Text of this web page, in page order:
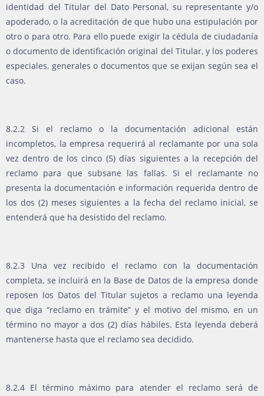
identidad del Titular del Dato Personal, su representante y/o
apoderado, o la acreditación de que hubo una estipulación por
otro o para otro. Para ello puede exigir la cédula de ciudadanía
o documento de identificación original del Titular, y los poderes
especiales, generales o documentos que se exijan según sea el
caso.
8.2.2 Si el reclamo o la documentación adicional están
incompletos, la empresa requerirá al reclamante por una sola
vez dentro de los cinco (5) días siguientes a la recepción del
reclamo para que subsane las fallas. Si el reclamante no
presenta la documentación e información requerida dentro de
los dos (2) meses siguientes a la fecha del reclamo inicial, se
entenderá que ha desistido del reclamo.
8.2.3 Una vez recibido el reclamo con la documentación
completa, se incluirá en la Base de Datos de la empresa donde
reposen los Datos del Titular sujetos a reclamo una leyenda
que diga “reclamo en trámite” y el motivo del mismo, en un
término no mayor a dos (2) días hábiles. Esta leyenda deberá
mantenerse hasta que el reclamo sea decidido.
8.2.4 El término máximo para atender el reclamo será de